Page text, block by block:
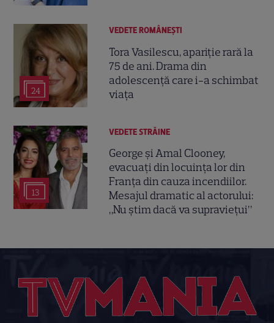
24
VEDETE ROMÂNEŞTI
Tora Vasilescu, apariție rară la
75 de ani. Drama din
adolescență care i-a schimbat
viața
13
VEDETE STRĂINE
George și Amal Clooney,
evacuați din locuința lor din
Franța din cauza incendiilor.
Mesajul dramatic al actorului:
„Nu știm dacă va supraviețui”